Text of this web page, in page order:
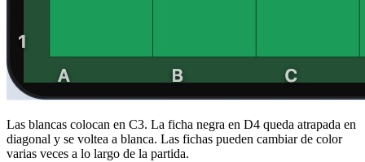
Las blancas colocan en C3. La ficha negra en D4 queda atrapada en
diagonal y se voltea a blanca. Las fichas pueden cambiar de color
varias veces a lo largo de la partida.